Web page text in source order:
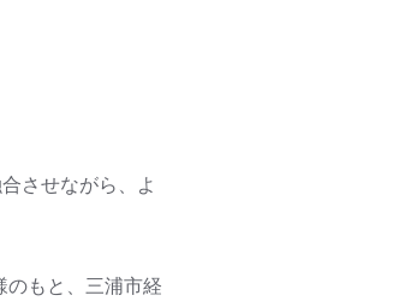
させながら、よ
のもと、三浦市経